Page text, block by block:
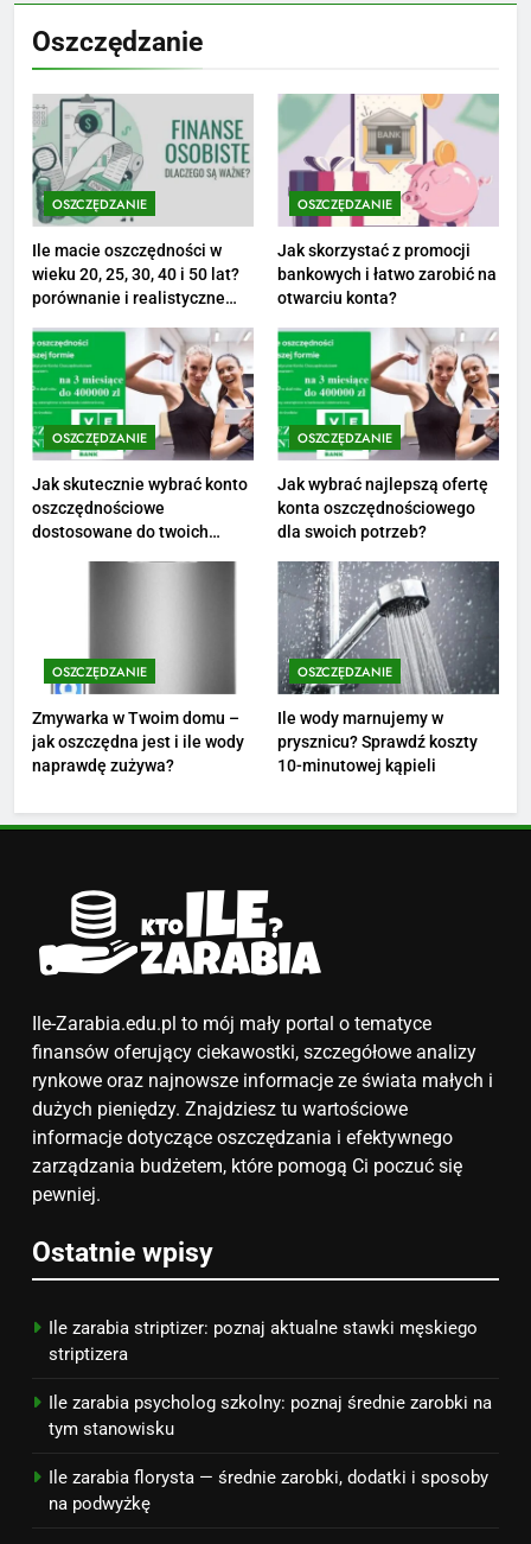
Netflix tagger — czym jest,
1
Ile zarabia striptizer: poznaj
aktualne stawki męskiego
striptizera
ZAROBKI
2
Ile zarabia psycholog szkolny:
poznaj średnie zarobki na tym
stanowisku
ZAROBKI
3
Ile zarabia florysta — średnie
zarobki, dodatki i sposoby na
podwyżkę
ZAROBKI
Ile zarabia nauczyciel
matematyki: średnie zarobki,
dodatki i perspektywy
ZAROBKI
5
średnie zarobki na tym
Akcje charytatywne w szkole:
pomysły i przykłady, które
ZAROBKI
7
Jak przygotować się finansowo
na narodziny dziecka: ile to
kosztuje i jak zaplanować
PORADY
Netflix tagger — czym jest,
PRACA
Oszczędzanie
OSZCZĘDZANIE
Ile macie oszczędności w
wieku 20, 25, 30, 40 i 50 lat?
porównanie i realistyczne
OSZCZĘDZANIE
Jak skorzystać z promocji
bankowych i łatwo zarobić na
otwarciu konta?
OSZCZĘDZANIE
Jak skutecznie wybrać konto
oszczędnościowe
dostosowane do twoich
OSZCZĘDZANIE
Jak wybrać najlepszą ofertę
konta oszczędnościowego
dla swoich potrzeb?
OSZCZĘDZANIE
Zmywarka w Twoim domu –
jak oszczędna jest i ile wody
naprawdę zużywa?
OSZCZĘDZANIE
Ile wody marnujemy w
prysznicu? Sprawdź koszty
10-minutowej kąpieli
Ile-Zarabia.edu.pl to mój mały portal o tematyce
finansów oferujący ciekawostki, szczegółowe analizy
rynkowe oraz najnowsze informacje ze świata małych i
dużych pieniędzy. Znajdziesz tu wartościowe
informacje dotyczące oszczędzania i efektywnego
zarządzania budżetem, które pomogą Ci poczuć się
pewniej.
Ostatnie wpisy
Ile zarabia striptizer: poznaj aktualne stawki męskiego
striptizera
Ile zarabia psycholog szkolny: poznaj średnie zarobki na
tym stanowisku
Ile zarabia florysta — średnie zarobki, dodatki i sposoby
na podwyżkę